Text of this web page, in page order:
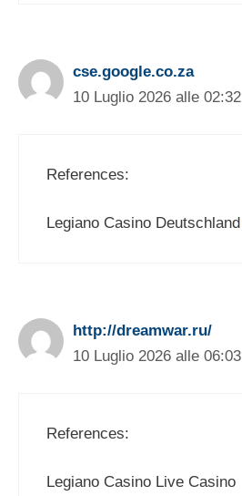
cse.google.co.za
10 Luglio 2026 alle 02:32
References:
Legiano Casino Deutschland
http://dreamwar.ru/
10 Luglio 2026 alle 06:03
References:
Legiano Casino Live Casino